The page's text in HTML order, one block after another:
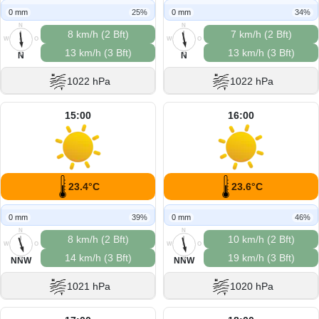
0 mm 25%
N
O
S
W
N
8 km/h (2 Bft)
13 km/h (3 Bft)
1022 hPa
0 mm 34%
N
O
S
W
N
7 km/h (2 Bft)
13 km/h (3 Bft)
1022 hPa
15:00
23.4°C
0 mm 39%
N
O
S
W
NNW
8 km/h (2 Bft)
14 km/h (3 Bft)
1021 hPa
16:00
23.6°C
0 mm 46%
N
O
S
W
NNW
10 km/h (2 Bft)
19 km/h (3 Bft)
1020 hPa